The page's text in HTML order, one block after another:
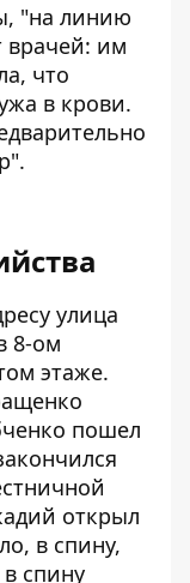
"на линию
врачей: им
что
в крови.
улица
8-ом
этаже.
пошел
открыл
в спину,
спину